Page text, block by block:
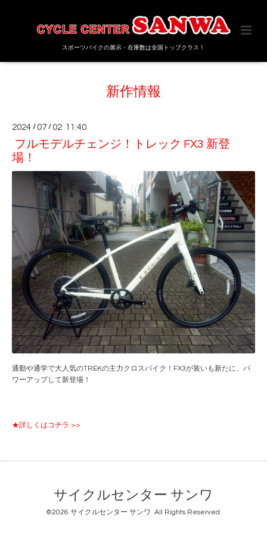
スポーツバイクの展示・在庫数は全国トップクラス！
新作情報
2024 /07 /02 11:40
フルモデルチェンジ！トレック FX3 新登
場！
通勤や通学で大人気のTREKの主力クロスバイク！FX3が装いも新たに、パ
ワーアップして新登場！
★詳しくはコチラ >>
サイクルセンター サンワ
©2026 サイクルセンター サンワ. All Rights Reserved.